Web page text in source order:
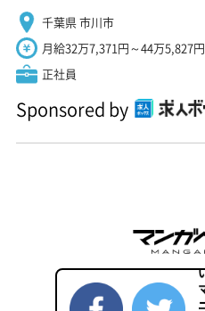
千葉県 市川市
月給32万7,371円～44万5,827円
正社員
Sponsored by